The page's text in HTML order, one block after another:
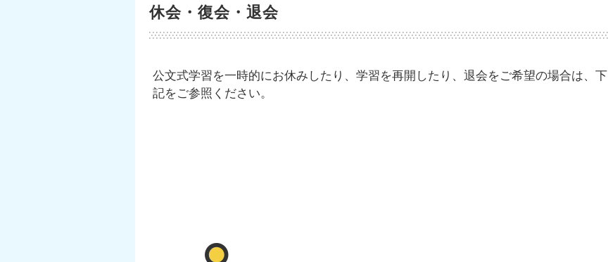
休会・復会・退会
公文式学習を一時的にお休みしたり、学習を再開したり、退会をご希望の場合は、下
記をご参照ください。